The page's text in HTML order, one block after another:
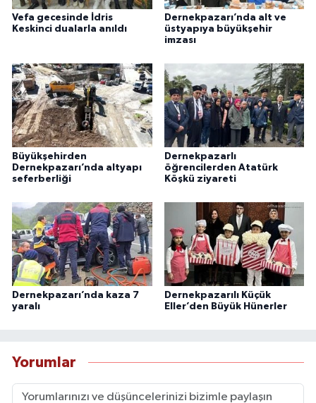
Vefa gecesinde İdris
Keskinci dualarla anıldı
Dernekpazarı’nda alt ve
üstyapıya büyükşehir
imzası
Büyükşehirden
Dernekpazarı’nda altyapı
seferberliği
Dernekpazarlı
öğrencilerden Atatürk
Köşkü ziyareti
Dernekpazarı’nda kaza 7
yaralı
Dernekpazarılı Küçük
Eller’den Büyük Hünerler
Yorumlar